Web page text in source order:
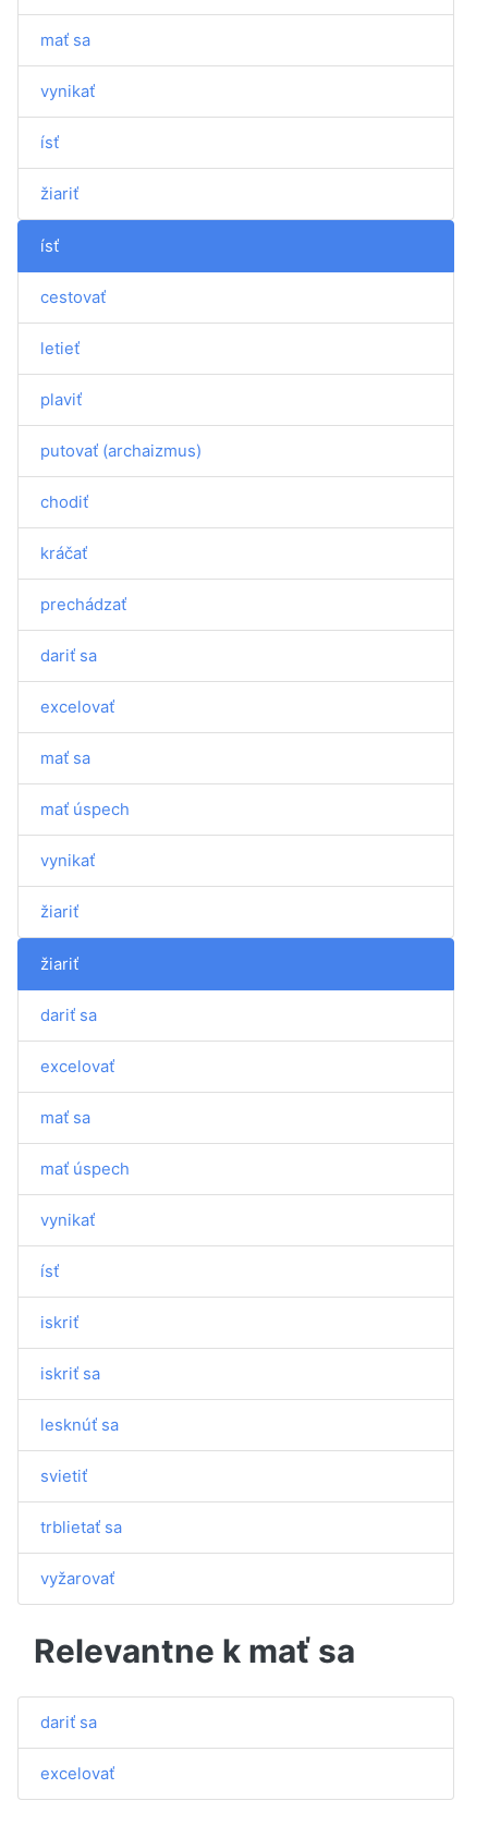
mať sa
vynikať
ísť
žiariť
ísť
cestovať
letieť
plaviť
putovať (archaizmus)
chodiť
kráčať
prechádzať
dariť sa
excelovať
mať sa
mať úspech
vynikať
žiariť
žiariť
dariť sa
excelovať
mať sa
mať úspech
vynikať
ísť
iskriť
iskriť sa
lesknúť sa
svietiť
trblietať sa
vyžarovať
Relevantne k mať sa
dariť sa
excelovať